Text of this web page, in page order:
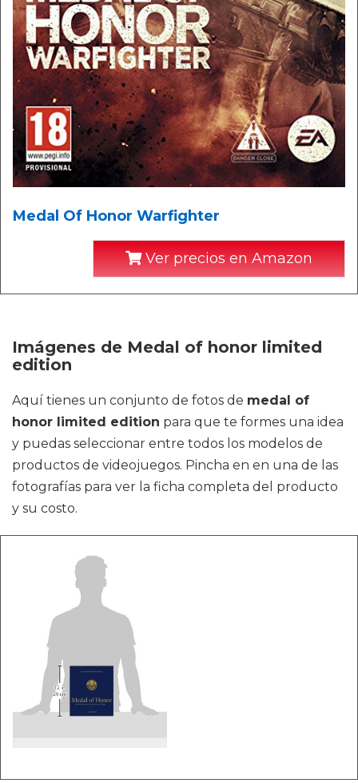
Medal Of Honor Warfighter
Ver precios en Amazon
Imágenes de Medal of honor limited
edition
Aquí tienes un conjunto de fotos de medal of
honor limited edition para que te formes una idea
y puedas seleccionar entre todos los modelos de
productos de videojuegos. Pincha en en una de las
fotografías para ver la ficha completa del producto
y su costo.